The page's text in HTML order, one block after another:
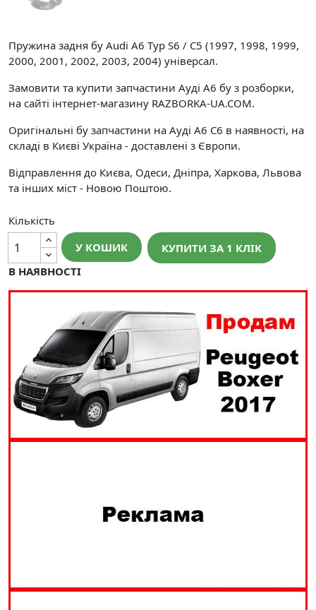
Пружина задня бу Audi A6 Typ S6 / C5 (1997, 1998, 1999,
2000, 2001, 2002, 2003, 2004) універсал.
Замовити та купити запчастини Ауді А6 бу з розборки,
на сайті інтернет-магазину RAZBORKA-UA.COM.
Оригінальні бу запчастини на Ауді А6 С6 в наявності, на
складі в Києві Україна - доставлені з Європи.
Відправлення до Києва, Одеси, Дніпра, Харкова, Львова
та інших міст - Новою Поштою.
Кількість
У КОШИК
КУПИТИ ЗА 1 КЛIК
В НАЯВНОСТІ